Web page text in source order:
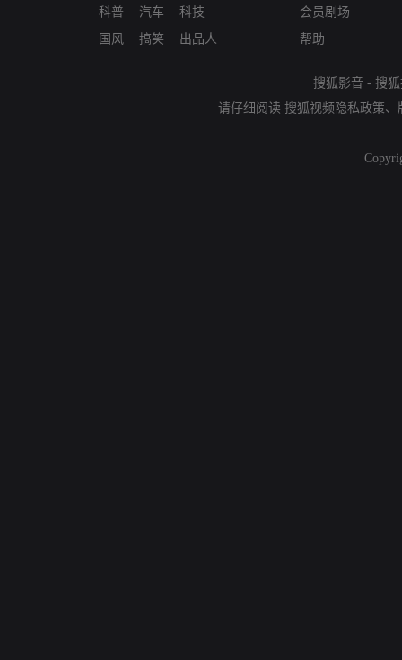
科普
国风
汽车
搞笑
科技
出品人
会员剧场
帮助
搜狐影音 - 搜
请仔细阅读 搜狐视频隐私政策、